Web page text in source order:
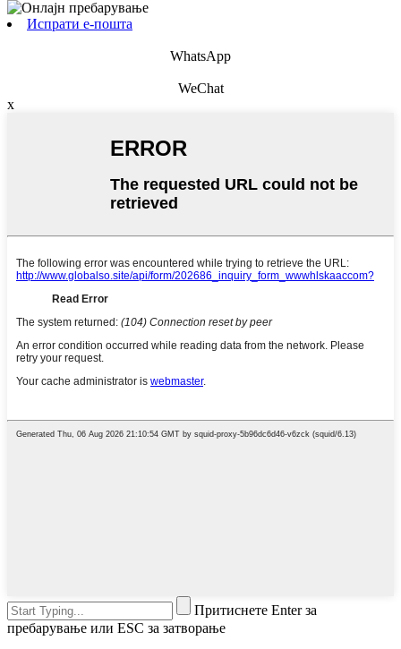
Испрати е-пошта
WhatsApp
WeChat
x
Притиснете Enter за
пребарување или ESC за затворање